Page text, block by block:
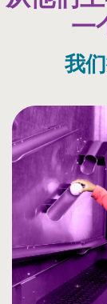
一
我